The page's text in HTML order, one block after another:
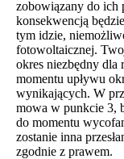
zobowiązany do ich
konsekwencją
tym idzie,
fotowoltaicznej.
okres niezbędny dla
momentu upływu
wynikających. W
mowa w punkcie 3,
do momentu
zostanie inna
zgodnie z prawem.